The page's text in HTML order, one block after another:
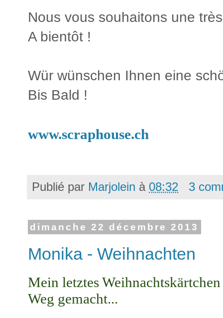
Nous vous souhaitons une
A bientôt !
Wür wünschen Ihnen eine
Bis Bald !
www.scraphouse.ch
Publié par Marjolein à 08:32 3
dimanche 22 décembre 2013
Monika - Weihnachten
Mein letztes
Weg gemacht...